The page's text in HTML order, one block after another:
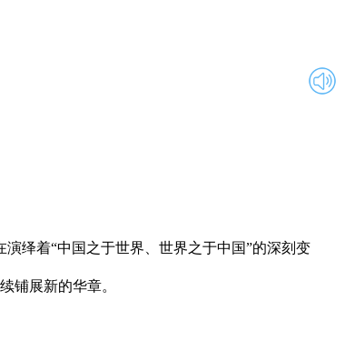
绎着“中国之于世界、世界之于中国”的深刻变
铺展新的华章。